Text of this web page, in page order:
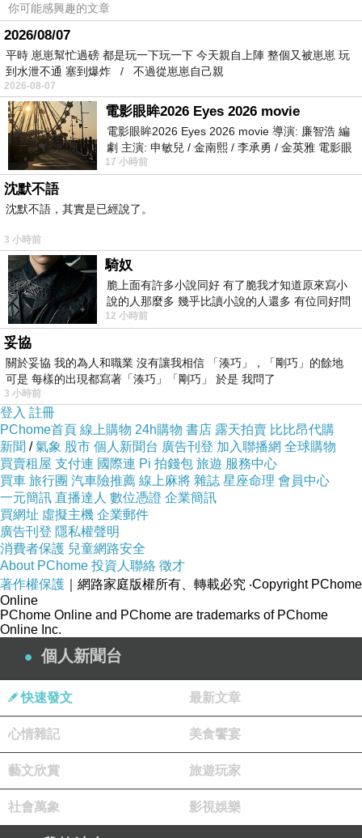
如此的話，那之後我在看影片時的感覺就必須進行修正
了，而看了她好幾部影片後，結論是只有那一部影片能夠
吸引我而已。
為什麼同樣的女主角，卻只有那一部影音能讓我如此震動
呢？大概是因為那部影音裡的她是最原本的她吧！我在之
前的文章「純真論」中提到每個人都在不斷殺死過去純真
的自己，這個女主角是專業的舞者，通常拍攝的影片都是
訪問或者接業配，會有很多的要求跟標準，影片中充滿的
是斧鑿之痕，但這部科目三明顯只是湊個熱鬧，拍來自娛
娛人的，拍攝時的心態完全不同，在撇下了利益考量之
後，「偶然」地展現出原本的她。
是啊！終究只是偶然而已。沒能「反璞歸真」的人，就算
在一些特殊的情況下，短暫的回歸了最初的自己，那也不
過是偶發狀況的短暫回歸，不能將它視為常態，就如同日
常生活中，也許會有些偶然的觸動，但終究只是偶然而
已。
dd
謝謝你
讓我知道是誰跳的
你可能感興趣的文章
2026/08/07
平時 崽崽幫忙過磅 都是玩一下玩一下 今天親自上陣 整個又被崽崽 玩
到水泄不通 塞到爆炸 / 不過從崽崽自己親
2026-08-07
電影眼眸2026 Eyes 2026 movie
電影眼眸2026 Eyes 2026 movie 導演: 廉智浩 編
劇 主演: 申敏兒 / 金南熙 / 李承勇 / 金英雅 電影眼
眸2026描述攝影師徐珍因遺
17 小時前
沈默不語
沈默不語，其實是已經說了。
3 小時前
騎奴
脆上面有許多小說同好 有了脆我才知道原來寫小
說的人那麼多 幾乎比讀小說的人還多 有位同好問
了一個問題 她說為什麼高中文學獎的
12 小時前
妥協
關於妥協 我的為人和職業 沒有讓我相信 「湊巧」，「剛巧」的餘地
可是 每樣的出現都寫著「湊巧」「剛巧」 於是 我問了
3 小時前
登入 註冊
PChome首頁 線上購物 24h購物 書店 露天拍賣 比比昂代購
新聞 /氣象 股市 個人新聞台 廣告刊登 加入聯播網 全球購物
買賣租屋 支付連 國際連 Pi 拍錢包 旅遊 服務中心
買車 旅行團 汽車險推薦 線上麻將 雜誌 星座命理 會員中心
一元簡訊 直播達人 數位憑證 企業簡訊
買網址 虛擬主機 企業郵件
廣告刊登 隱私權聲明
消費者保護 兒童網路安全
About PChome 投資人聯絡 徵才
著作權保護 ｜網路家庭版權所有、轉載必究 ‧Copyright PChome
Online
PChome Online and PChome are trademarks of PChome
Online Inc.
個人新聞台
快速發文 最新文章
心情雜記 美食饗宴
藝文欣賞 旅遊玩家
社會萬象 影視娛樂